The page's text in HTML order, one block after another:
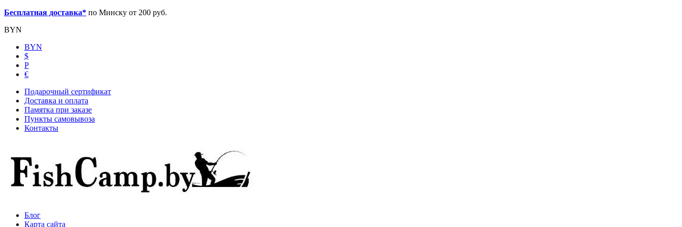
Бесплатная доставка* по Минску от 200 руб.
BYN
BYN
$
Р
€
Подарочный сертификат
Доставка и оплата
Памятка при заказе
Пункты самовывоза
Контакты
Блог
Карта сайта